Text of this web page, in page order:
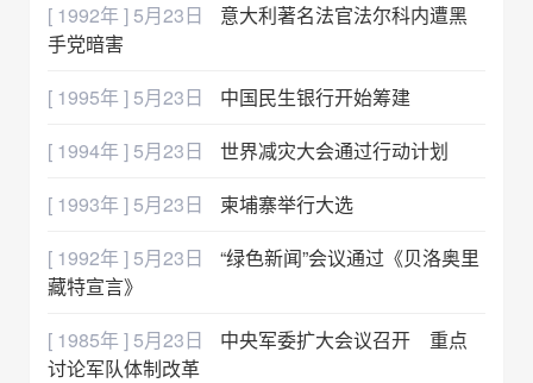
[ 1992年 ] 5月23日
意大利著名法官法尔科内遭黑
手党暗害
[ 1995年 ] 5月23日
中国民生银行开始筹建
[ 1994年 ] 5月23日
世界减灾大会通过行动计划
[ 1993年 ] 5月23日
柬埔寨举行大选
[ 1992年 ] 5月23日
“绿色新闻”会议通过《贝洛奥里
藏特宣言》
[ 1985年 ] 5月23日
中央军委扩大会议召开 重点
讨论军队体制改革